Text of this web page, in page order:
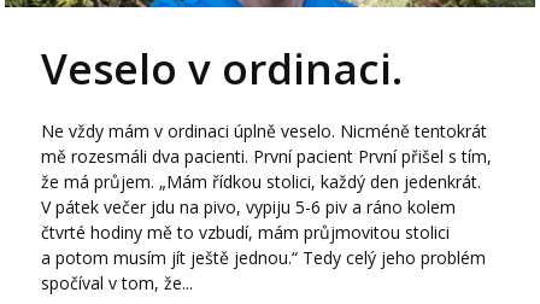
Veselo v ordinaci.
Ne vždy mám v ordinaci úplně veselo. Nicméně tentokrát
mě rozesmáli dva pacienti. První pacient První přišel s tím,
že má průjem. „Mám řídkou stolici, každý den jedenkrát.
V pátek večer jdu na pivo, vypiju 5-6 piv a ráno kolem
čtvrté hodiny mě to vzbudí, mám průjmovitou stolici
a potom musím jít ještě jednou.“ Tedy celý jeho problém
spočíval v tom, že...